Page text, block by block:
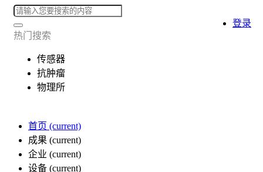
热门搜索
传感器
抗肿瘤
物理所
首页 (current)
成果 (current)
企业 (current)
设备 (current)
登录